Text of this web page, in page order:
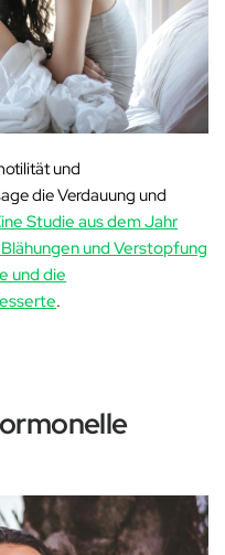
und
die Verdauung und
Studie aus dem Jahr
und Verstopfung
und die
.